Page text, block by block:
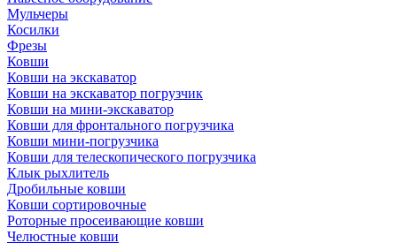
Мульчеры
Косилки
Фрезы
Ковши
Ковши на экскаватор
Ковши на экскаватор погрузчик
Ковши на мини-экскаватор
Ковши для фронтального погрузчика
Ковши мини-погрузчика
Ковши для телескопического погрузчика
Клык рыхлитель
Дробильные ковши
Ковши сортировочные
Роторные просеивающие ковши
Челюстные ковши